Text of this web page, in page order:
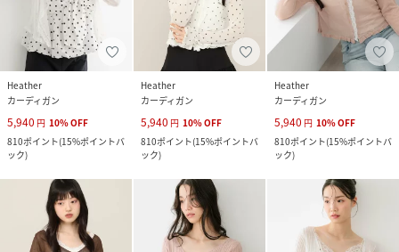
Heather
カーディガン
5,940 円 10%OFF
810ポイント(15%ポイントバ
ック)
Heather
カーディガン
5,940 円 10%OFF
810ポイント(15%ポイントバ
ック)
Heather
カーディガン
5,940 円 10%OFF
810ポイント(15%ポイントバ
ック)